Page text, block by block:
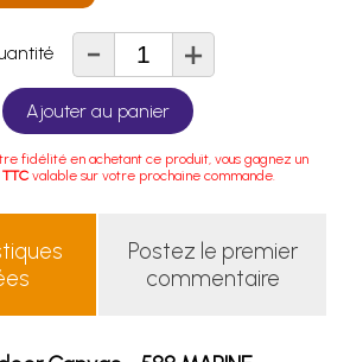
- +
Ajouter au panier
fidélité en achetant ce produit, vous gagnez un
valable sur votre prochaine commande.
Postez le premier
commentaire